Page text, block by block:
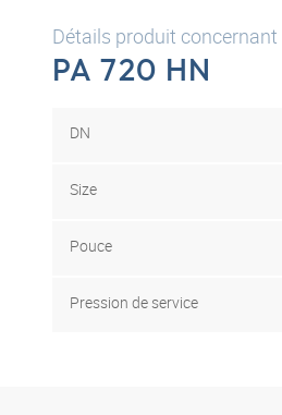
Détails produit concernant
PA 720 HN
DN
Size
Pouce
Pression de service